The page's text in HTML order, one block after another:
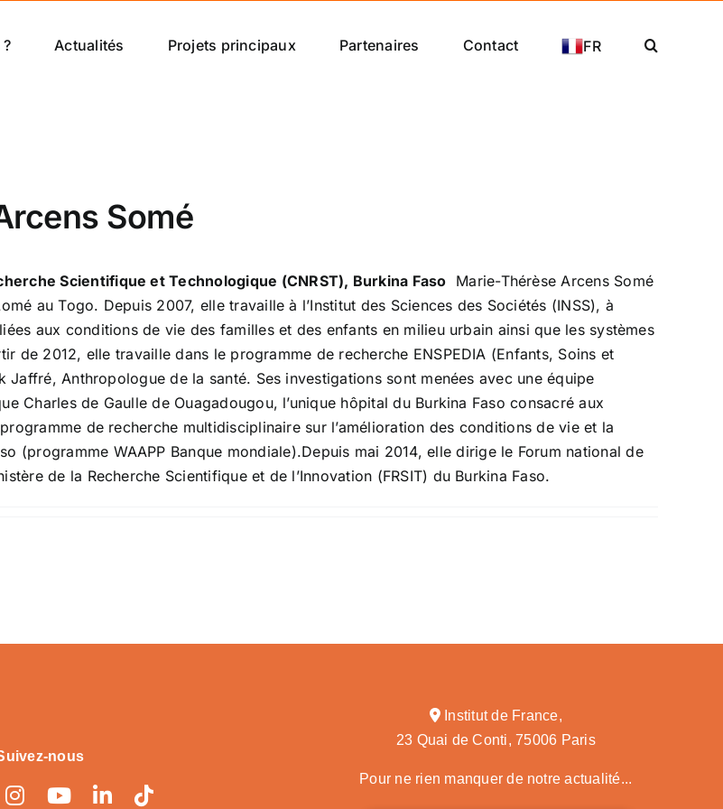
Actualités Projets principaux Partenaires Contact FR
Somé
Scientifique et Technologique (CNRST), Burkina Faso Marie-Thérèse Arcens Somé
au Togo. Depuis 2007, elle travaille à l’Institut des Sciences des Sociétés (INSS), à
aux conditions de vie des familles et des enfants en milieu urbain ainsi que les systèmes
de 2012, elle travaille dans le programme de recherche ENSPEDIA (Enfants, Soins et
Anthropologue de la santé. Ses investigations sont menées avec une équipe
Charles de Gaulle de Ouagadougou, l’unique hôpital du Burkina Faso consacré aux
de recherche multidisciplinaire sur l’amélioration des conditions de vie et la
(programme WAAPP Banque mondiale).Depuis mai 2014, elle dirige le Forum national de
de la Recherche Scientifique et de l’Innovation (FRSIT) du Burkina Faso.
nous
Institut de France,
23 Quai de Conti, 75006 Paris
Pour ne rien manquer de notre actualité...